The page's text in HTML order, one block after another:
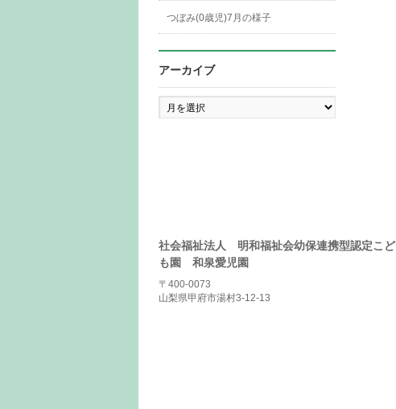
つぼみ(0歳児)7月の様子
アーカイブ
ア
ー
社会福祉法人 明和福祉会幼保連携型認定こど
も園 和泉愛児園
〒400-0073
山梨県甲府市湯村3-12-13